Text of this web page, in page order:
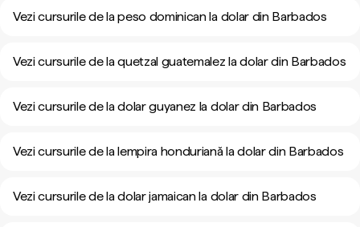
Vezi cursurile de la peso dominican la dolar din Barbados
Vezi cursurile de la quetzal guatemalez la dolar din Barbados
Vezi cursurile de la dolar guyanez la dolar din Barbados
Vezi cursurile de la lempira honduriană la dolar din Barbados
Vezi cursurile de la dolar jamaican la dolar din Barbados